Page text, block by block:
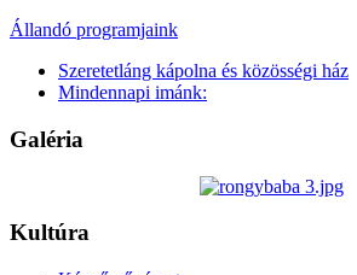
Állandó programjaink
Szeretetláng kápolna és közösségi ház
Mindennapi imánk:
Galéria
Kultúra